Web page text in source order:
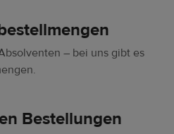
– bei uns gibt es
Bestellungen